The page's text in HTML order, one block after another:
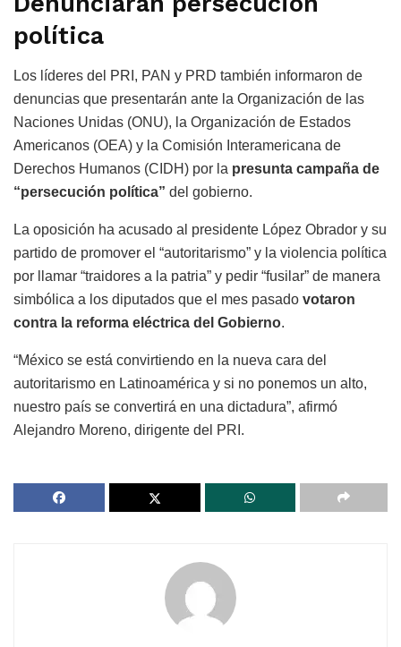
política
Los líderes del PRI, PAN y PRD también informaron de
denuncias que presentarán ante la Organización de las
Naciones Unidas (ONU), la Organización de Estados
Americanos (OEA) y la Comisión Interamericana de
Derechos Humanos (CIDH) por la presunta campaña de
“persecución política” del gobierno.
La oposición ha acusado al presidente López Obrador y su
partido de promover el “autoritarismo” y la violencia política
por llamar “traidores a la patria” y pedir “fusilar” de manera
simbólica a los diputados que el mes pasado votaron
contra la reforma eléctrica del Gobierno.
“México se está convirtiendo en la nueva cara del
autoritarismo en Latinoamérica y si no ponemos un alto,
nuestro país se convertirá en una dictadura”, afirmó
Alejandro Moreno, dirigente del PRI.